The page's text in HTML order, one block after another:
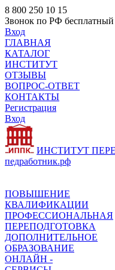
8 800 250 10 15
Звонок по РФ бесплатный
Вход
ГЛАВНАЯ
КАТАЛОГ
ИНСТИТУТ
ОТЗЫВЫ
ВОПРОС-ОТВЕТ
КОНТАКТЫ
Регистрация
Вход
ИНСТИТУТ
педработник.рф
ПОВЫШЕНИЕ
КВАЛИФИКАЦИИ
ПРОФЕССИОНАЛЬНАЯ
ПЕРЕПОДГОТОВКА
ДОПОЛНИТЕЛЬНОЕ
ОБРАЗОВАНИЕ
ОНЛАЙН -